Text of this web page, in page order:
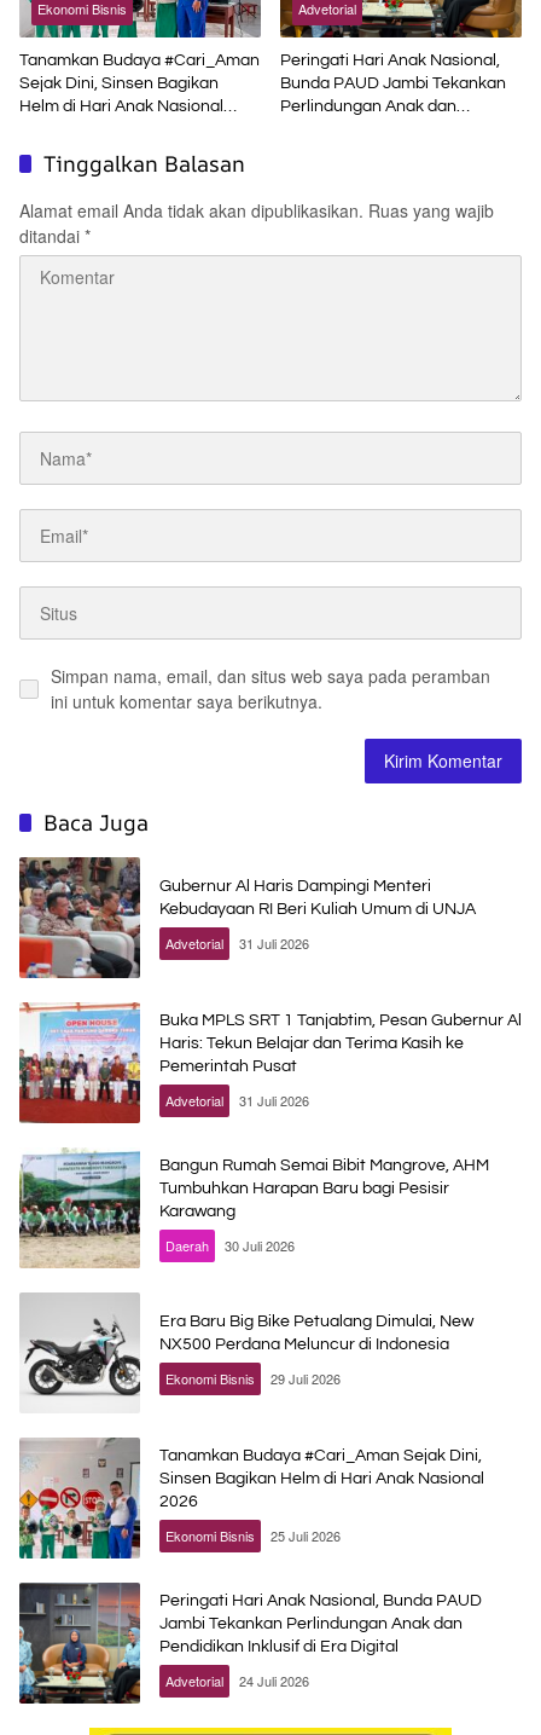
Ekonomi Bisnis
Tanamkan Budaya #Cari_Aman
Sejak Dini, Sinsen Bagikan
Helm di Hari Anak Nasional
Advetorial
Peringati Hari Anak Nasional,
Bunda PAUD Jambi Tekankan
Perlindungan Anak dan
Tinggalkan Balasan
Alamat email Anda tidak akan dipublikasikan. Ruas yang wajib
ditandai *
Simpan nama, email, dan situs web saya pada peramban
ini untuk komentar saya berikutnya.
Baca Juga
Gubernur Al Haris Dampingi Menteri
Kebudayaan RI Beri Kuliah Umum di UNJA
Advetorial 31 Juli 2026
Buka MPLS SRT 1 Tanjabtim, Pesan Gubernur Al
Haris: Tekun Belajar dan Terima Kasih ke
Pemerintah Pusat
Advetorial 31 Juli 2026
Bangun Rumah Semai Bibit Mangrove, AHM
Tumbuhkan Harapan Baru bagi Pesisir
Karawang
Daerah 30 Juli 2026
Era Baru Big Bike Petualang Dimulai, New
NX500 Perdana Meluncur di Indonesia
Ekonomi Bisnis 29 Juli 2026
Tanamkan Budaya #Cari_Aman Sejak Dini,
Sinsen Bagikan Helm di Hari Anak Nasional
2026
Ekonomi Bisnis 25 Juli 2026
Peringati Hari Anak Nasional, Bunda PAUD
Jambi Tekankan Perlindungan Anak dan
Pendidikan Inklusif di Era Digital
Advetorial 24 Juli 2026